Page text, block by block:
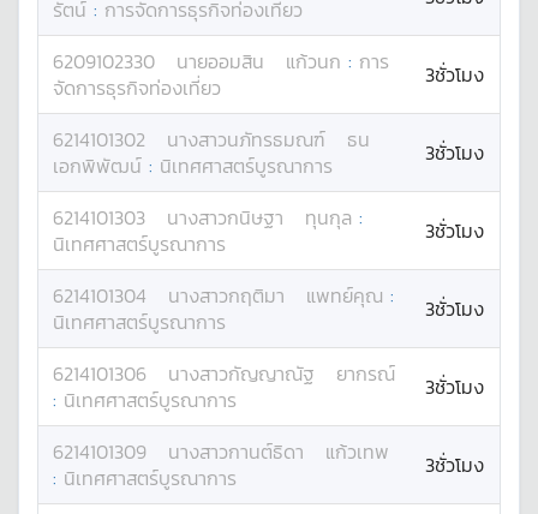
รัตน์ : การจัดการธุรกิจท่องเที่ยว
6209102330 นายออมสิน แก้วนก : การ
จัดการธุรกิจท่องเที่ยว
3ชั่วโมง
6214101302 นางสาวนภัทรธมณฑ์
ธน
เอกพิพัฒน์ : นิเทศศาสตร์บูรณาการ 3ชั่วโมง
6214101303 นางสาวกนิษฐา ทุนกุล :
นิเทศศาสตร์บูรณาการ
3ชั่วโมง
6214101304 นางสาวกฤติมา แพทย์คุณ :
นิเทศศาสตร์บูรณาการ
3ชั่วโมง
6214101306 นางสาวกัญญาณัฐ
ยากรณ์
: นิเทศศาสตร์บูรณาการ 3ชั่วโมง
6214101309 นางสาวกานต์ธิดา
แก้วเทพ
: นิเทศศาสตร์บูรณาการ 3ชั่วโมง